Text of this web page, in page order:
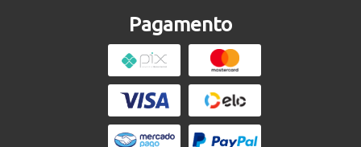
Pagamento